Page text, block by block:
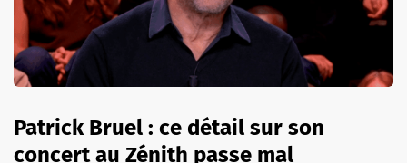
Patrick Bruel : ce détail sur son
concert au Zénith passe mal